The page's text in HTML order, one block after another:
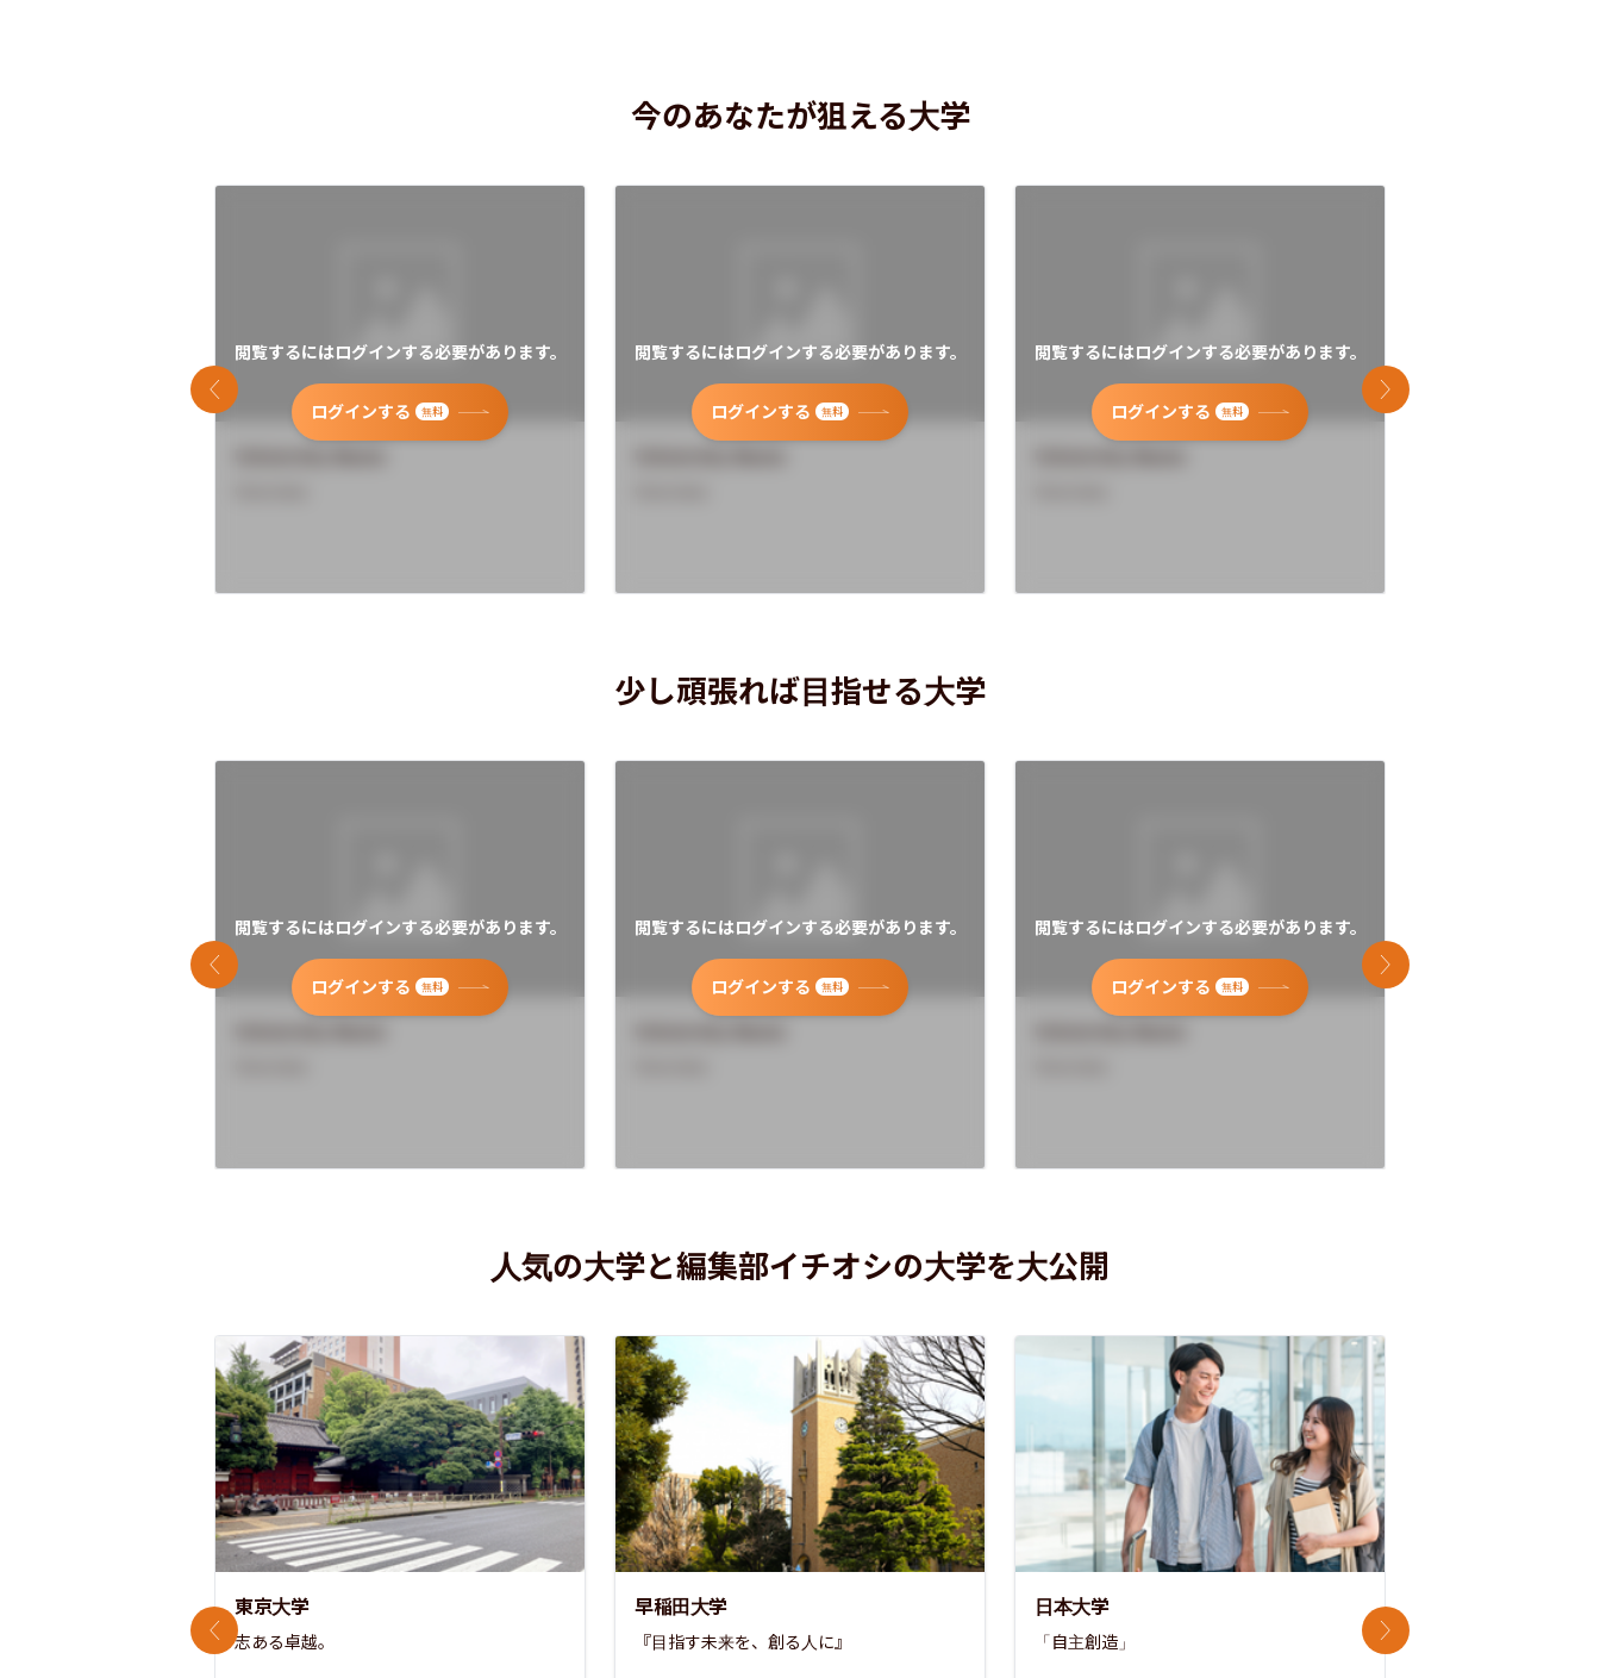
今のあなたが狙える大学
閲覧するにはログインする必要があります。
ログインする 無料
閲覧するにはログインする必要があります。
ログインする 無料
閲覧するにはログインする必要があります。
ログインする 無料
前のスライド 次のスライド
少し頑張れば目指せる大学
閲覧するにはログインする必要があります。
ログインする 無料
閲覧するにはログインする必要があります。
ログインする 無料
閲覧するにはログインする必要があります。
ログインする 無料
前のスライド 次のスライド
人気の大学と編集部イチオシの大学を大公開
東京大学
志ある卓越。
早稲田大学
『目指す未来を、創る人に』
日本大学
「自主創造」
前のスライド 次のスライド